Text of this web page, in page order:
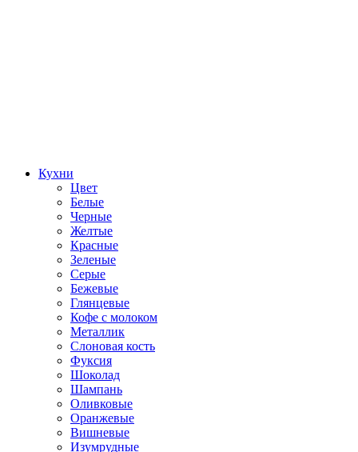
Кухни
Цвет
Белые
Черные
Желтые
Красные
Зеленые
Серые
Бежевые
Глянцевые
Кофе с молоком
Металлик
Слоновая кость
Фуксия
Шоколад
Шампань
Оливковые
Оранжевые
Вишневые
Изумрудные